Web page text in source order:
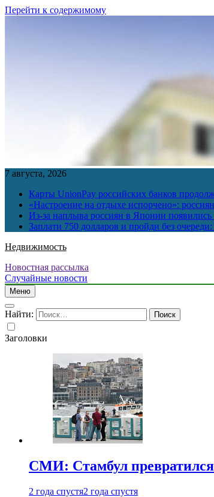
Перейти к содержимому
7 августа, 2026
Карты UnionPay российских банков
«Настроение на отдыхе испорчено»:
Из-за наплыва россиян в Японии появились
Заплати 750 долларов и пройди без
Недвижимость
Новостная рассылка
Случайные новости
Меню
Найти:
Заголовки
СМИ: Стамбул превратился
2 года спустя2 года спустя